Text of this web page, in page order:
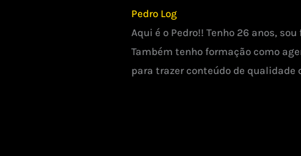
Pedro Log
Aqui é o Pedro!! Tenho 26 anos,
Também tenho formação como
para trazer conteúdo de qualidade